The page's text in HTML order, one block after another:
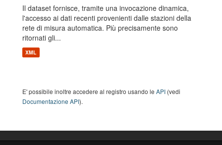
Il dataset fornisce, tramite una invocazione dinamica,
l'accesso ai dati recenti provenienti dalle stazioni della
rete di misura automatica. Più precisamente sono
ritornati gli...
XML
E' possibile inoltre accedere al registro usando le API (vedi
Documentazione API).